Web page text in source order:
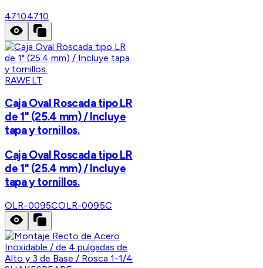
47104710
RAWELT
Caja Oval Roscada tipo LR
de 1" (25.4 mm) / Incluye
tapa y tornillos.
Caja Oval Roscada tipo LR
de 1" (25.4 mm) / Incluye
tapa y tornillos.
OLR-0095COLR-0095C